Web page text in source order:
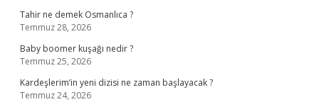
Tahir ne demek Osmanlıca ?
Temmuz 28, 2026
Baby boomer kuşağı nedir ?
Temmuz 25, 2026
Kardeşlerim’in yeni dizisi ne zaman başlayacak ?
Temmuz 24, 2026